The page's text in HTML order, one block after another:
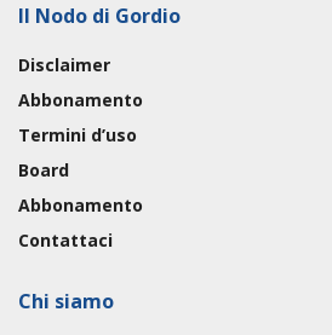
Il Nodo di Gordio
Disclaimer
Abbonamento
Termini d’uso
Board
Abbonamento
Contattaci
Chi siamo